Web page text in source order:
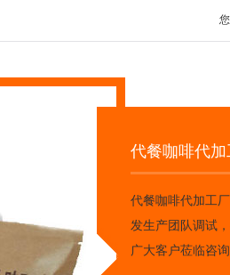
代餐咖啡代
代餐咖啡代加工
发生产团队调试
广大客户莅临咨